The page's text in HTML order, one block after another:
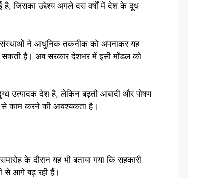
जिसका उद्देश्य अगले दस वर्षों में देश के दूध
संस्थाओं ने आधुनिक तकनीक को अपनाकर यह
सकती है। अब सरकार देशभर में इसी मॉडल को
उत्पादक देश है, लेकिन बढ़ती आबादी और पोषण
से काम करने की आवश्यकता है।
के दौरान यह भी बताया गया कि सहकारी
से आगे बढ़ रही हैं।